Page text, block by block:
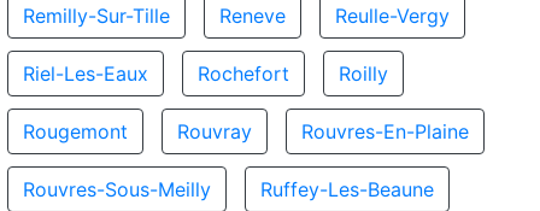
Remilly-Sur-Tille Reneve Reulle-Vergy
Riel-Les-Eaux Rochefort Roilly
Rougemont Rouvray Rouvres-En-Plaine
Rouvres-Sous-Meilly Ruffey-Les-Beaune